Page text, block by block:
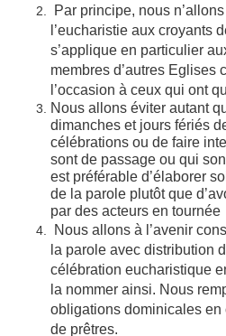
Par principe, nous
l’eucharistie aux croyants
s’applique en particulier
membres d’autres Eglises
l’occasion à ceux qui ont
Nous allons éviter autant
dimanches et jours fériés
célébrations ou de faire
sont de passage ou qui
est préférable d’élaborer
de la parole plutôt que
par des acteurs en tournée
Nous allons à l’avenir
la parole avec distribution
célébration eucharistique
la nommer ainsi. Nous
obligations dominicales
de prêtres.